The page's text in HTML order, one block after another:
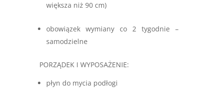
większa niż 90 cm)
obowiązek wymiany co 2 tygodnie –
samodzielne
PORZĄDEK I WYPOSAŻENIE:
płyn do mycia podłogi